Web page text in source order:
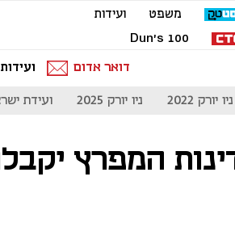
משפט
ועידות
Dun's 100
דואר אדום
ועידות
ניו יורק 2022 ניו יורק 2025 ועידת
המפרץ